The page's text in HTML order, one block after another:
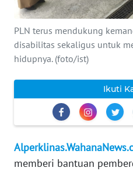
PLN terus mendukung
disabilitas sekaligus untuk
hidupnya. (foto/ist)
Ikuti
memberi bantuan
INFO
IKLAN
TENTANG
PEDOMAN
SIBER
REDAKSI